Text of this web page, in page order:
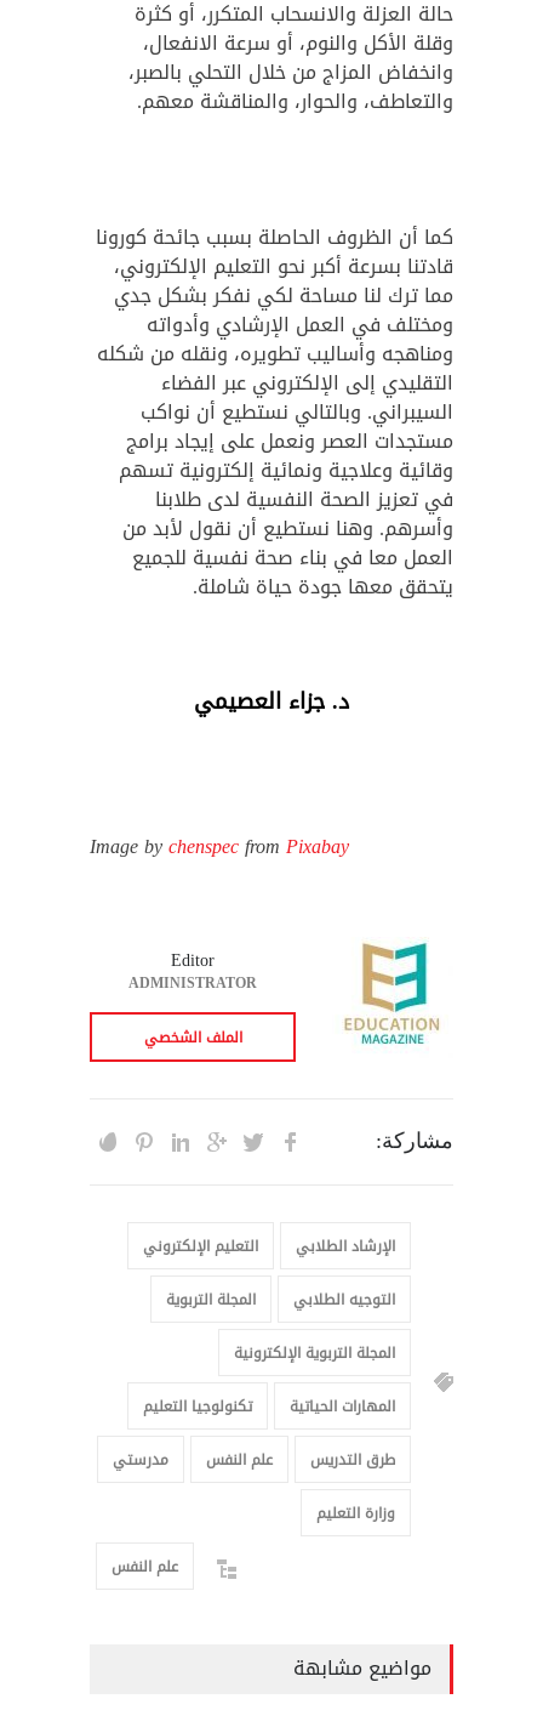
حالة العزلة والانسحاب المتكرر، أو كثرة
وقلة الأكل والنوم، أو سرعة الانفعال،
وانخفاض المزاج من خلال التحلي بالصبر،
والتعاطف، والحوار، والمناقشة معهم.
كما أن الظروف الحاصلة بسبب جائحة كورونا
قادتنا بسرعة أكبر نحو التعليم الإلكتروني،
مما ترك لنا مساحة لكي نفكر بشكل جدي
ومختلف في العمل الإرشادي وأدواته
ومناهجه وأساليب تطويره، ونقله من شكله
التقليدي إلى الإلكتروني عبر الفضاء
السيبراني. وبالتالي نستطيع أن نواكب
مستجدات العصر ونعمل على إيجاد برامج
وقائية وعلاجية ونمائية إلكترونية تسهم
في تعزيز الصحة النفسية لدى طلابنا
وأسرهم. وهنا نستطيع أن نقول لأبد من
العمل معا في بناء صحة نفسية للجميع
يتحقق معها جودة حياة شاملة.
د. جزاء العصيمي
Image bychenspecfromPixabay
Editor
ADMINISTRATOR
الملف الشخصي
مشاركة:
الإرشاد الطلابي
التعليم الإلكتروني
التوجيه الطلابي
المجلة التربوية
المجلة التربوية الإلكترونية
المهارات الحياتية
تكنولوجيا التعليم
طرق التدريس
علم النفس
مدرستي
وزارة التعليم
علم النفس
مواضيع مشابهة